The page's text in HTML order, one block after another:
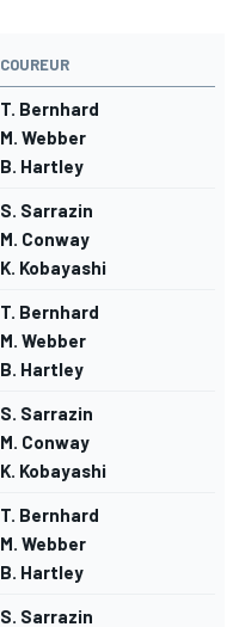
COUREUR
T. Bernhard
M. Webber
B. Hartley
S. Sarrazin
M. Conway
K. Kobayashi
T. Bernhard
M. Webber
B. Hartley
S. Sarrazin
M. Conway
K. Kobayashi
T. Bernhard
M. Webber
B. Hartley
S. Sarrazin